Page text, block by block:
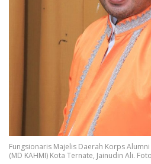
Fungsionaris Majelis Daerah Korps
(MD KAHMI) Kota Ternate, Jainudin Ali.